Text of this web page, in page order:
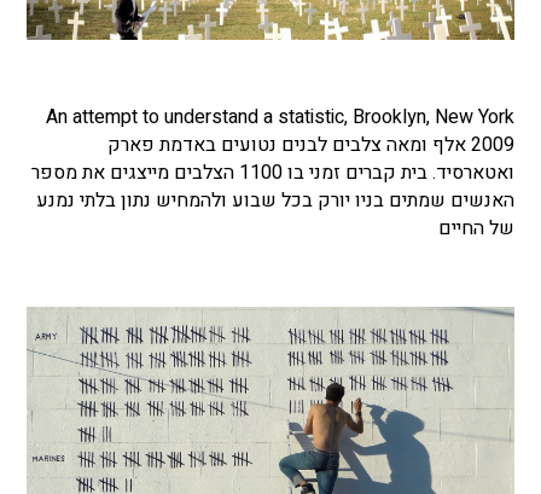
An attempt to understand a statistic, Brooklyn, New York
2009 אלף ומאה צלבים לבנים נטועים באדמת פארק
ואטארסיד. בית קברים זמני בו 1100 הצלבים מייצגים את מספר
האנשים שמתים בניו יורק בכל שבוע ולהמחיש נתון בלתי נמנע
של החיים